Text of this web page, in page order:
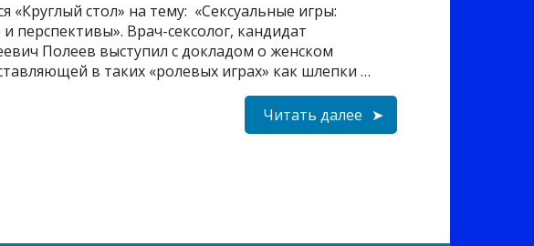
«Круглый стол» на тему: «Сексуальные игры:
перспективы». Врач-сексолог, кандидат
Полеев выступил с докладом о женском
в таких «ролевых играх» как шлепки …
Читать далее